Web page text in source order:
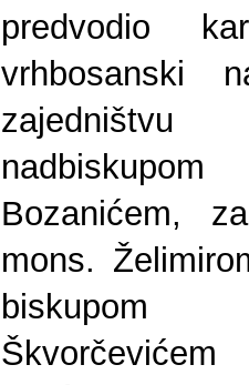
predvodio
vrhbosanski
Bozanićem,
mons.
biskupom